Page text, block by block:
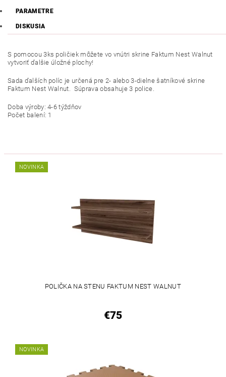
PARAMETRE
DISKUSIA
S pomocou 3ks poličiek môžete vo vnútri skrine Faktum Nest Walnut
vytvoriť ďalšie úložné plochy!
Sada ďalších políc je určená pre 2- alebo 3-dielne šatníkové skrine
Faktum Nest Walnut. Súprava obsahuje 3 police.
Doba výroby: 4-6 týždňov
Počet balení: 1
NOVINKA
POLIČKA NA STENU FAKTUM NEST WALNUT
€75
NOVINKA